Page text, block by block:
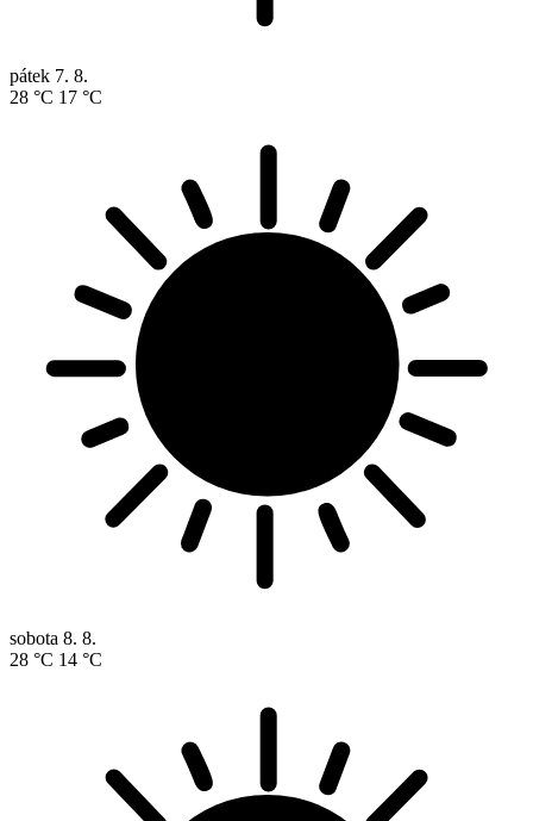
pátek 7. 8.
28 °C 17 °C
sobota 8. 8.
28 °C 14 °C